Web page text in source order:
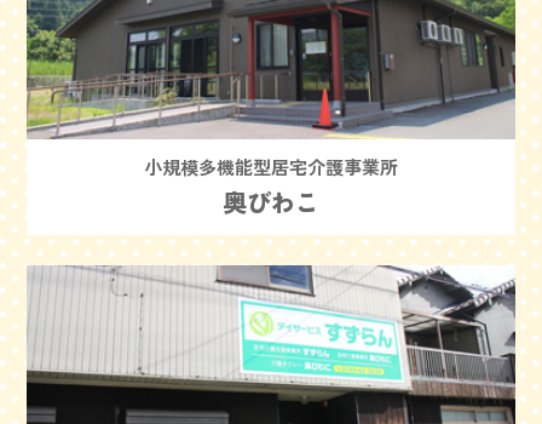
小規模多機能型居宅介護事業所
奥びわこ